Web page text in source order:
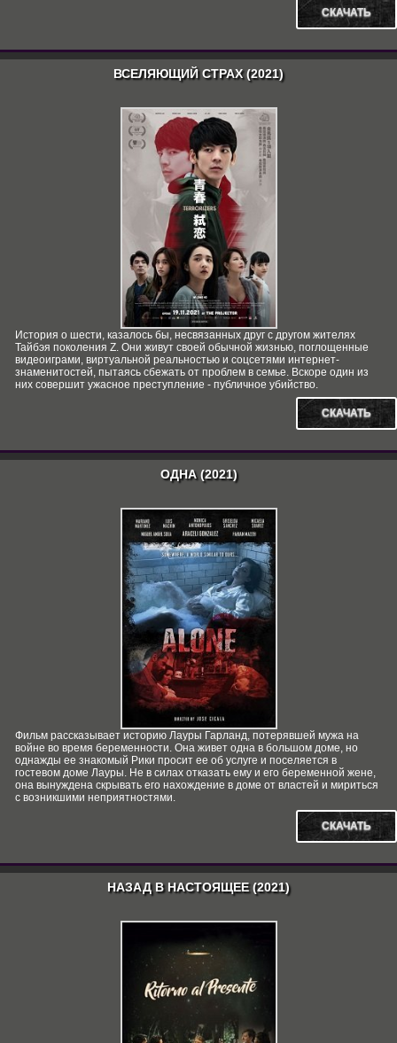
СКАЧАТЬ
ВСЕЛЯЮЩИЙ СТРАХ (2021)
История о шести, казалось бы, несвязанных друг с другом жителях
Тайбэя поколения Z. Они живут своей обычной жизнью, поглощенные
видеоиграми, виртуальной реальностью и соцсетями интернет-
знаменитостей, пытаясь сбежать от проблем в семье. Вскоре один из
них совершит ужасное преступление - публичное убийство.
СКАЧАТЬ
ОДНА (2021)
Фильм рассказывает историю Лауры Гарланд, потерявшей мужа на
войне во время беременности. Она живет одна в большом доме, но
однажды ее знакомый Рики просит ее об услуге и поселяется в
гостевом доме Лауры. Не в силах отказать ему и его беременной жене,
она вынуждена скрывать его нахождение в доме от властей и мириться
с возникшими неприятностями.
СКАЧАТЬ
НАЗАД В НАСТОЯЩЕЕ (2021)